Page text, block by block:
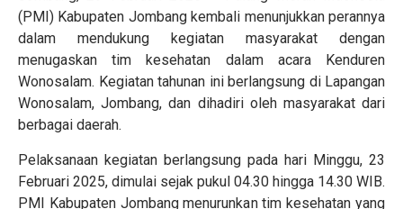
(PMI) Kabupaten Jombang kembali menunjukkan perannya
dalam mendukung kegiatan masyarakat dengan
menugaskan tim kesehatan dalam acara Kenduren
Wonosalam. Kegiatan tahunan ini berlangsung di Lapangan
Wonosalam, Jombang, dan dihadiri oleh masyarakat dari
berbagai daerah.
Pelaksanaan kegiatan berlangsung pada hari Minggu, 23
Februari 2025, dimulai sejak pukul 04.30 hingga 14.30 WIB.
PMI Kabupaten Jombang menurunkan tim kesehatan yang